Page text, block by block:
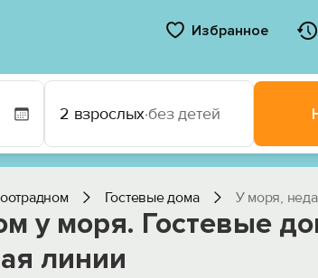
Избранное
2 взрослых·без детей
Гостевые дома У моря,
у моря. Гостевые
линии